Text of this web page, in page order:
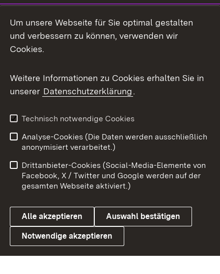
Facebook
X / Twitter
Youtube
Link zum Landesportal
Impressum
Kontakt
Barrierefreiheit
Datenschutz
Cookies
Um unsere Webseite für Sie optimal gestalten
und verbessern zu können, verwenden wir
Cookies.
Weitere Informationen zu Cookies erhalten Sie in
unserer Datenschutzerklärung.
Technisch notwendige Cookies
Analyse-Cookies (Die Daten werden ausschließlich
anonymisiert verarbeitet.)
Drittanbieter-Cookies (Social-Media-Elemente von
Facebook, X / Twitter und Google werden auf der
gesamten Webseite aktiviert.)
Alle akzeptieren Auswahl bestätigen
Notwendige akzeptieren